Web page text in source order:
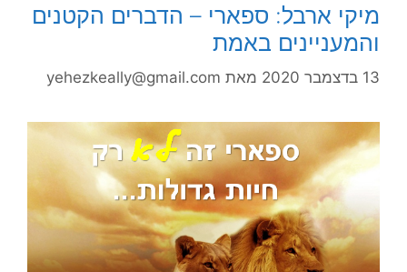
מיקי ארבל: ספארי – הדברים הקטנים
והמעניינים באמת
13 בדצמבר 2020 מאת yehezkeally@gmail.com